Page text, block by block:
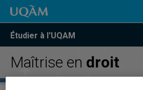
Étudier à l'UQAM
Maîtrise en droit